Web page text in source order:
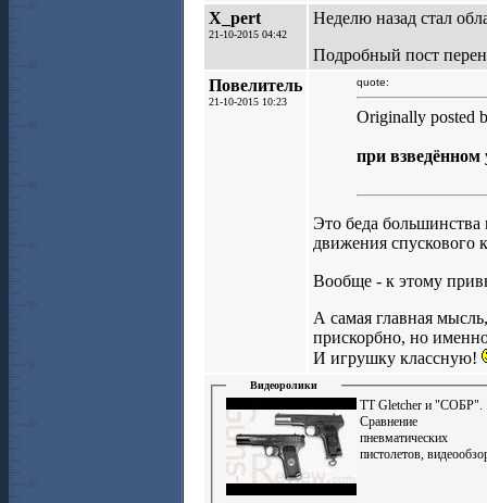
X_pert
21-10-2015 04:42
Неделю назад стал
Подробный пост
Повелитель
21-10-2015 10:23
quote:
Originally posted
при взведённом
Это беда большинства
движения спускового
Вообще - к этому
А самая главная
прискорбно, но
И игрушку классную!
Видеоролики
ТТ Gletcher и "СОБР".
Сравнение
пневматических
пистолетов,